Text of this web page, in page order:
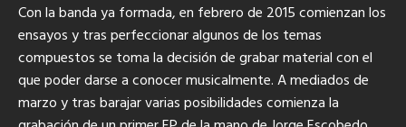
Con la banda ya formada, en febrero de 2015 comienzan los
ensayos y tras perfeccionar algunos de los temas
compuestos se toma la decisión de grabar material con el
que poder darse a conocer musicalmente. A mediados de
marzo y tras barajar varias posibilidades comienza la